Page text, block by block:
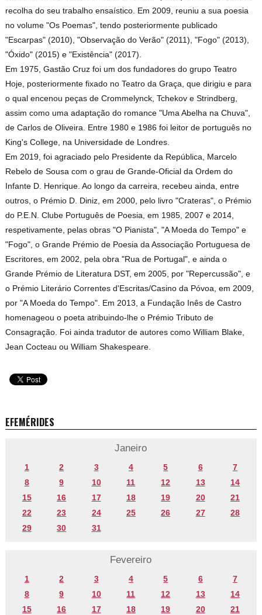
recolha do seu trabalho ensaístico. Em 2009, reuniu a sua poesia
no volume "Os Poemas", tendo posteriormente publicado
"Escarpas" (2010), "Observação do Verão" (2011), "Fogo" (2013),
"Óxido" (2015) e "Existência" (2017).
Em 1975, Gastão Cruz foi um dos fundadores do grupo Teatro
Hoje, posteriormente fixado no Teatro da Graça, que dirigiu e para
o qual encenou peças de Crommelynck, Tchekov e Strindberg,
assim como uma adaptação do romance "Uma Abelha na Chuva",
de Carlos de Oliveira. Entre 1980 e 1986 foi leitor de português no
King's College, na Universidade de Londres.
Em 2019, foi agraciado pelo Presidente da República, Marcelo
Rebelo de Sousa com o grau de Grande-Oficial da Ordem do
Infante D. Henrique. Ao longo da carreira, recebeu ainda, entre
outros, o Prémio D. Diniz, em 2000, pelo livro "Crateras", o Prémio
do P.E.N. Clube Português de Poesia, em 1985, 2007 e 2014,
respetivamente, pelas obras "O Pianista", "A Moeda do Tempo" e
"Fogo", o Grande Prémio de Poesia da Associação Portuguesa de
Escritores, em 2002, pela obra "Rua de Portugal", e ainda o
Grande Prémio de Literatura DST, em 2005, por "Repercussão", e
o Prémio Literário Correntes d'Escritas/Casino da Póvoa, em 2009,
por "A Moeda do Tempo". Em 2013, a Fundação Inês de Castro
homenageou o poeta atribuindo-lhe o Prémio Tributo de
Consagração. Foi ainda tradutor de autores como William Blake,
Jean Cocteau ou William Shakespeare.
EFEMÉRIDES
Janeiro
1 2 3 4 5 6
7
8
9 10 11 12 13
14
15
16 17 18 19 20
21
22
23 24 25 26 27
28
29
30 31
Fevereiro
1 2 3 4 5 6
7
8
9 10 11 12 13
14
15
16 17 18 19 20
21